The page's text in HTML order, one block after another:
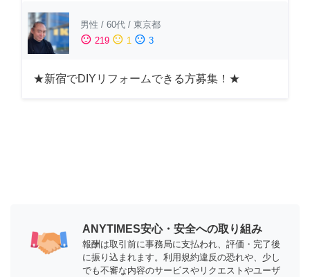
男性 / 60代 / 東京都
sentiment_satisfied 219 sentiment_neutral 1 sentiment_dissatisfied 3
★新宿でDIYリフォームできる方募集！★
ANYTIMES安心・安全への取り組み
報酬は取引前に事務局に支払われ、評価・完了後
に振り込まれます。利用規約違反の恐れや、少し
でも不審な内容のサービスやリクエストやユーザ